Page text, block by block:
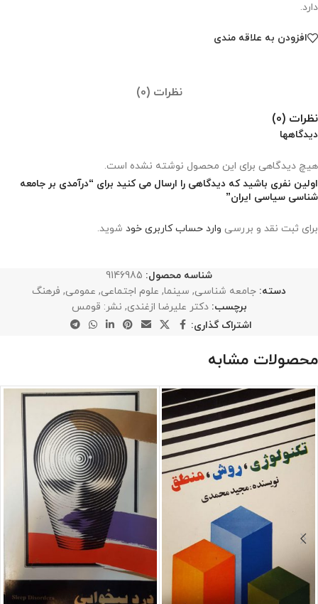
دارد.
افزودن به علاقه مندی
نظرات (0)
نظرات (0)
دیدگاهها
هیچ دیدگاهی برای این محصول نوشته نشده است.
اولین نفری باشید که دیدگاهی را ارسال می کنید برای “درآمدی بر جامعه
شناسی سیاسی ایران”
برای ثبت نقد و بررسی وارد حساب کاربری خود شوید.
شناسه محصول: 9146985
دسته: جامعه شناسی, سینما, علوم اجتماعی, عمومی, فرهنگ
برچسب: دکتر علیرضا ازغندی, نشر: قومس
اشتراک گذاری:
محصولات مشابه